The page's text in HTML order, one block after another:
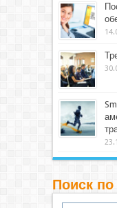
Поиск по